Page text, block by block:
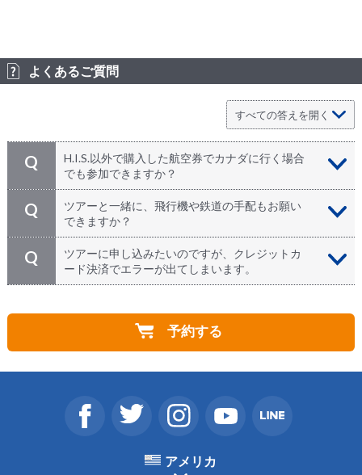
よくあるご質問
Q
H.I.S.以外で購入した航空券でカナダに行く場合
でも参加できますか？
A
どうぞご参加ください！ 個人旅行で来られる方、カナ
ダなど海外にお住まいの方、どなたでもお申込みいただ
けます！
Q
ツアーと一緒に、飛行機や鉄道の手配もお願い
できますか？
A
もちろん承ります！ カナダ国内で移動される場合の航
空券や鉄道およびバスの乗車券などもお気軽にお申し付
けください。ホテルもH.I.S.だけのお得な料金でご利用
加者情報入力」のメモ欄にご記入の上お問い合わせくだ
Q
ツアーに申し込みたいのですが、クレジットカ
ード決済でエラーが出てしまいます。
お問い合わせください。担当者が直接対応させていただ
予約する
アメリカ